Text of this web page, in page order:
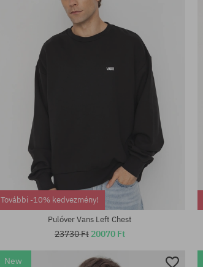
További -10% kedvezmény!
Pulóver Vans Left Chest
23730 Ft 20070 Ft
New